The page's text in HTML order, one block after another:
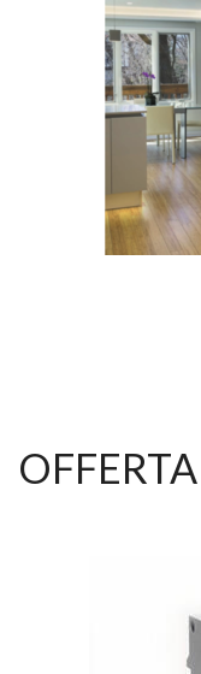
OFFERTA